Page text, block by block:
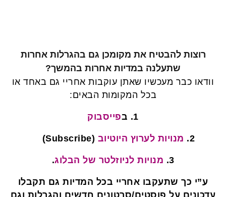
רוצות להבטיח את מקומכן גם בהגרלות אחרות
שתעלנה במדיות אחרות בהמשך?
וודאו כבר מעכשיו שאתן עוקבות אחריי גם באחד או
בכל המקומות הבאים:
1. ב פייסבוק
2. מנויות לערוץ היוטיוב (Subscribe)
3. מנויות לניוזלטר של הבלוג.
ע”י כך שתעקבו אחריי בכל המדיות גם תקבלו